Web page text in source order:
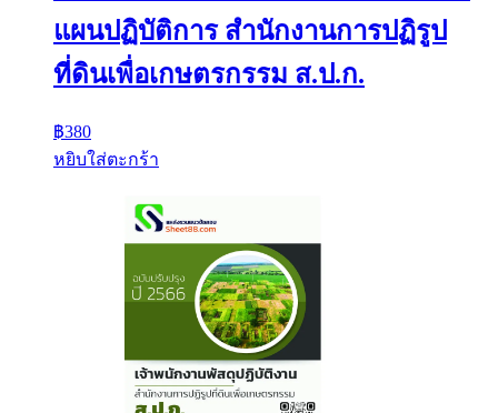
แผนปฏิบัติการ สำนักงานการปฏิรูป
ที่ดินเพื่อเกษตรกรรม ส.ป.ก.
฿380
หยิบใส่ตะกร้า